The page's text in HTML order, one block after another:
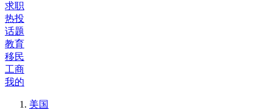
求职
热投
话题
教育
移民
工商
我的
美国